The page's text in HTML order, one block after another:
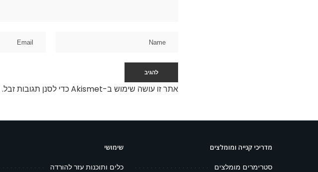
אתר זו עושה שימוש ב-Akismet כדי לסנן תגובות זבל.
מדריכי קנייה ומומלצים
סטרימרים מומלצים
שימושי
כלים ותוכנות עזר להורדה